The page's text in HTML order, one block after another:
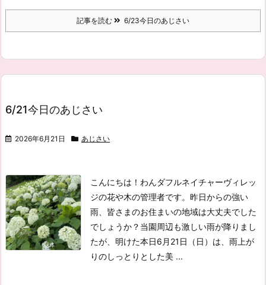
記事を読む 6/23今日のあじさい
6/21今日のあじさい
2026年6月21日 あじさい
こんにちは！わんダフルネイチャーヴィレッ
ジの花や木の管理者です。 昨日からの強い
雨、皆さまのお住まいの地域は大丈夫でした
でしょうか？当園周辺も激しい雨が降りまし
たが、明けた本日6月21日（日）は、雨上が
りのしっとりとした美 ...